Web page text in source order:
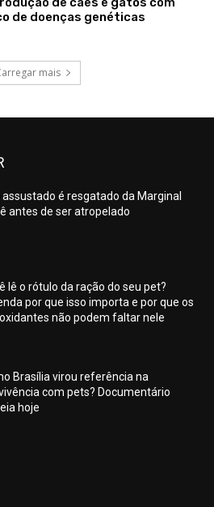
de doenças genéticas
mais
assustado é resgatado da Marginal
antes de ser atropelado
lê o rótulo da ração do seu pet?
por que isso importa e por que os
não podem faltar nele
Brasília virou referência na
com pets? Documentário
hoje